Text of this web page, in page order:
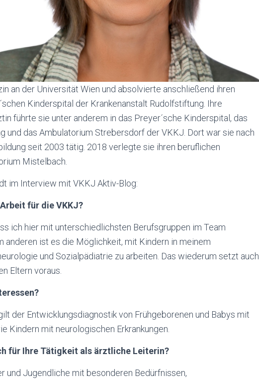
an der Universität Wien und absolvierte anschließend ihren
Kinderspital der Krankenanstalt Rudolfstiftung. Ihre
führte sie unter anderem in das Preyer´sche Kinderspital, das
und das Ambulatorium Strebersdorf der VKKJ. Dort war sie nach
seit 2003 tätig. 2018 verlegte sie ihren beruflichen
Mistelbach.
im Interview mit VKKJ Aktiv-Blog:
für die VKKJ?
ich hier mit unterschiedlichsten Berufsgruppen im Team
anderen ist es die Möglichkeit, mit Kindern in meinem
und Sozialpädiatrie zu arbeiten. Das wiederum setzt auch
Eltern voraus.
der Entwicklungsdiagnostik von Frühgeborenen und Babys mit
Kindern mit neurologischen Erkrankungen.
für Ihre Tätigkeit als ärztliche Leiterin?
und Jugendliche mit besonderen Bedürfnissen,